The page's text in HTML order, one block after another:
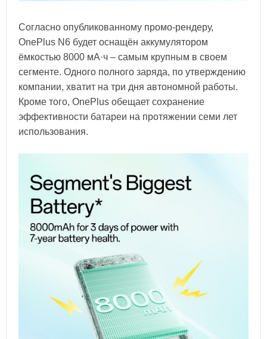
Согласно опубликованному промо-рендеру,
OnePlus N6 будет оснащён аккумулятором
ёмкостью 8000 мА·ч – самым крупным в своем
сегменте. Одного полного заряда, по утверждению
компании, хватит на три дня автономной работы.
Кроме того, OnePlus обещает сохранение
эффективности батареи на протяжении семи лет
использования.